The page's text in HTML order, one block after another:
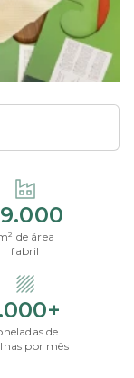
de área
fabril
de
por mês